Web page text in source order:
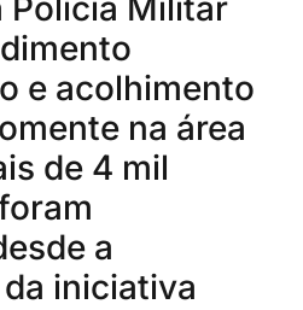
Polícia Militar
e acolhimento
na área
de 4 mil
a
iniciativa